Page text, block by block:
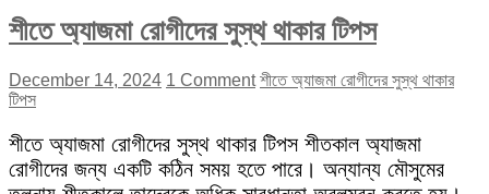
শীতে অ্যাজমা রোগীদের সুস্থ থাকার টিপস
December 14, 2024 1 Comment শীতে অ্যাজমা রোগীদের সুস্থ থাকার
টিপস
শীতে অ্যাজমা রোগীদের সুস্থ থাকার টিপস শীতকাল অ্যাজমা
রোগীদের জন্য একটি কঠিন সময় হতে পারে। অন্যান্য মৌসুমের